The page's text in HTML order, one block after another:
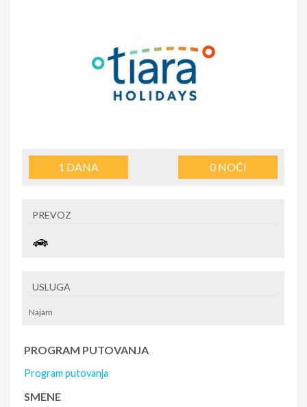
1 DANA 0NOĆI
PREVOZ
USLUGA
Najam
PROGRAM PUTOVANJA
Program putovanja
SMENE